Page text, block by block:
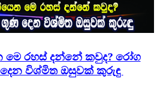
රහස් දන්නේ කවුද? රෝග
විශ්මිත ඔසුවක් කුරුඳු